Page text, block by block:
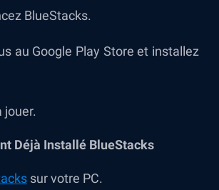
BlueStacks.
au Google Play Store et installez
jouer.
Déjà Installé BlueStacks
sur votre PC.